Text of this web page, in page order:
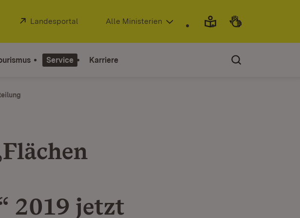
Extern:
Landesportal (Öffnet in neuem Fenster)
Alle Ministerien
Service Karriere
2019 jetzt